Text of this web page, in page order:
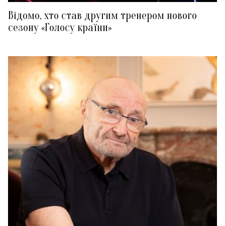
Відомо, хто став другим тренером нового
сезону «Голосу країни»